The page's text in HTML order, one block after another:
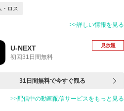
・ロス
>>詳しい情報を見る
U-NEXT
初回31日間無料
見放題
31日間無料で今すぐ観る
>>配信中の動画配信サービスをもっと見る